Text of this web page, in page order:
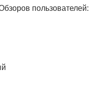
пользователей: